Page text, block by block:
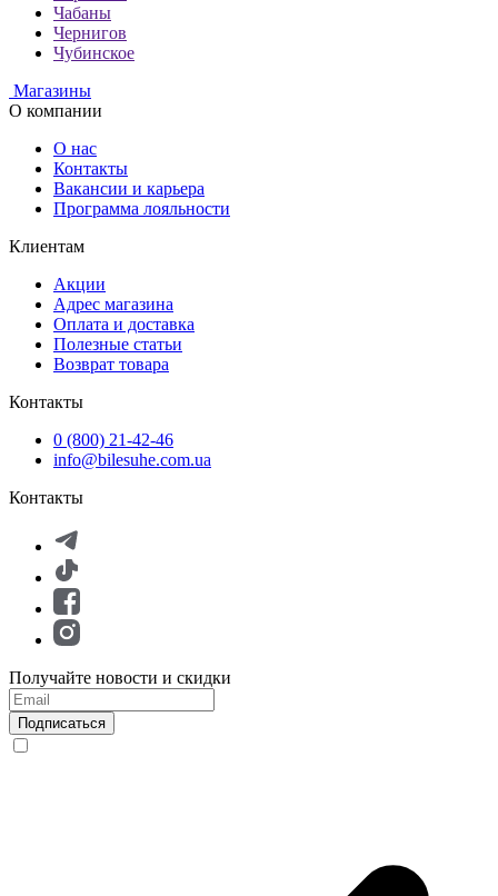
Чабаны
Чернигов
Чубинское
Магазины
О компании
О нас
Контакты
Вакансии и карьера
Программа лояльности
Клиентам
Акции
Адрес магазина
Оплата и доставка
Полезные статьи
Возврат товара
Контакты
0 (800) 21-42-46
info@bilesuhe.com.ua
Контакты
Получайте новости и скидки
Подписаться